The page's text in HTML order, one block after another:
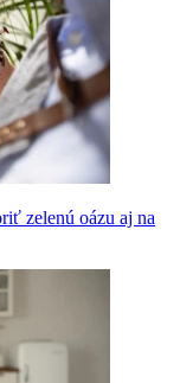
zelenú oázu aj na